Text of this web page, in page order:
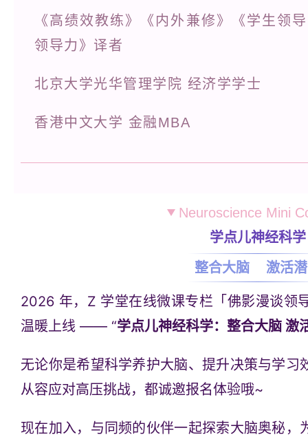
《高绩效教练》《内外兼修》《学生领
领导力》译者
北京大学光华管理学院 经济学学士
香港中文大学 金融MBA
Neuroscience Mini
学点儿神经科学
整合大脑 激活
2026 年，Z 学堂在线微课专栏「佛影漫谈领
温暖上线 —— “学点儿神经科学：整合大脑 激
无论你是希望科学养护大脑、提升决策与学习
从容应对高压挑战，都诚邀报名体验哦~
现在加入，与同频的伙伴一起探索大脑奥秘，